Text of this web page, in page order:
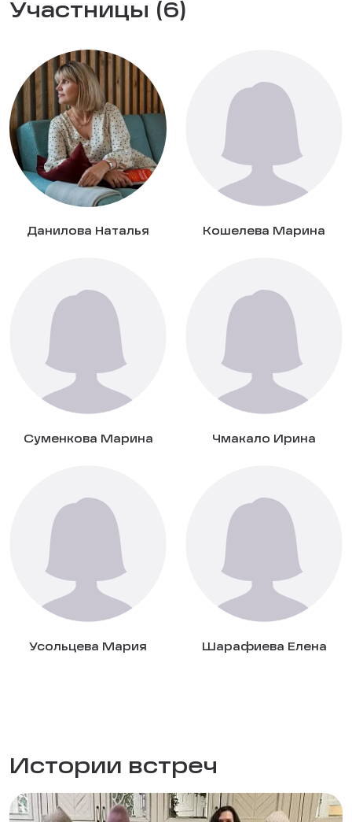
Участницы (6)
Данилова Наталья Кошелева Марина
Суменкова Марина Чмакало Ирина
Усольцева Мария Шарафиева Елена
Истории встреч